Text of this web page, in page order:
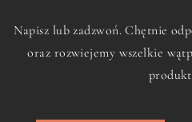
Napisz lub zadzwoń. Chętnie
oraz rozwiejemy wszelkie